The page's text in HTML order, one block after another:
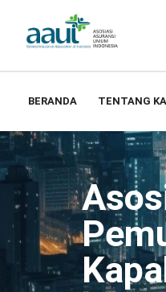
BERANDA TENTANG